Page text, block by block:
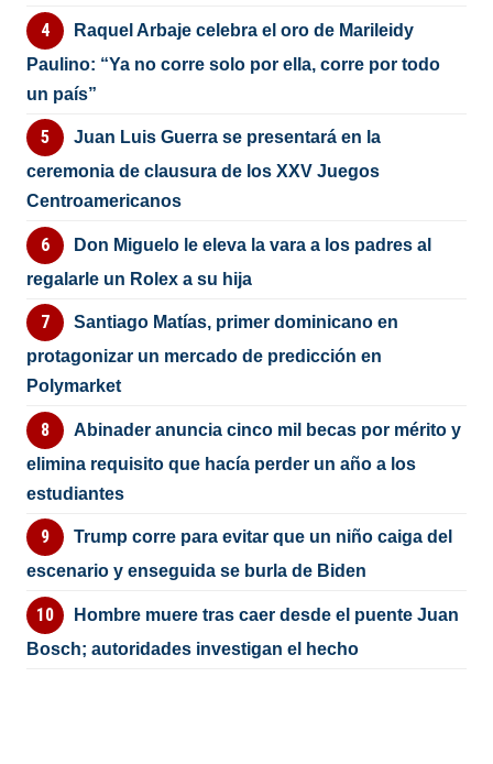
Raquel Arbaje celebra el oro de Marileidy
Paulino: “Ya no corre solo por ella, corre por todo
un país”
Juan Luis Guerra se presentará en la
ceremonia de clausura de los XXV Juegos
Centroamericanos
Don Miguelo le eleva la vara a los padres al
regalarle un Rolex a su hija
Santiago Matías, primer dominicano en
protagonizar un mercado de predicción en
Polymarket
Abinader anuncia cinco mil becas por mérito y
elimina requisito que hacía perder un año a los
estudiantes
Trump corre para evitar que un niño caiga del
escenario y enseguida se burla de Biden
Hombre muere tras caer desde el puente Juan
Bosch; autoridades investigan el hecho